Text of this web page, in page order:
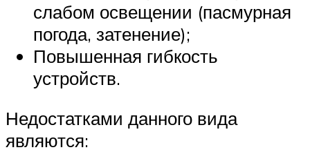
слабом освещении (пасмурная
погода, затенение);
Повышенная гибкость
устройств.
Недостатками данного вида
являются: